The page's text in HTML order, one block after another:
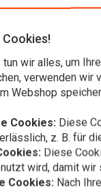
Zusatzinformation
|
tun wir alles, um
verwenden wir
Webshop
Cookies: Diese
z. B. für
Diese
wird, damit wir
Cookies: Nach